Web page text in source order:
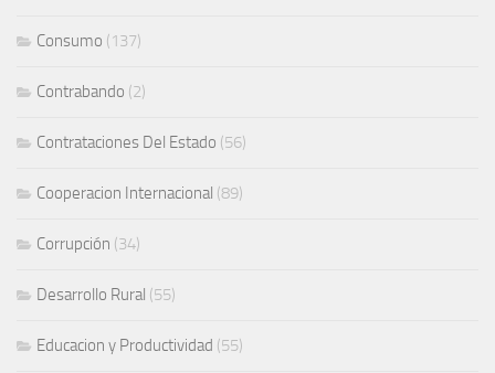
Consumo (137)
Contrabando (2)
Contrataciones Del Estado (56)
Cooperacion Internacional (89)
Corrupción (34)
Desarrollo Rural (55)
Educacion y Productividad (55)